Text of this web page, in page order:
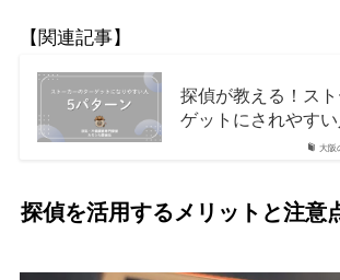
【関連記事】
大阪
探偵が教える！ス
ゲットにされやす
探偵を活用するメリットと注意